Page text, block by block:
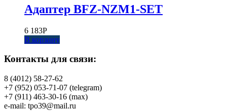
Адаптер BFZ-NZM1-SET
6 183Р
В корзину
Контакты для связи:
8 (4012) 58-27-62
+7 (952) 053-71-07 (telegram)
+7 (911) 463-30-16 (max)
e-mail: tpo39@mail.ru